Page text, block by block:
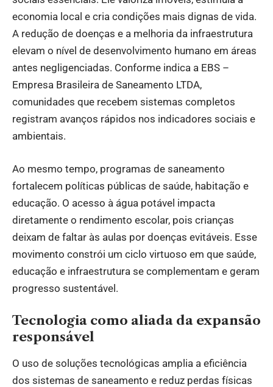
economia local e cria condições mais dignas de vida.
A redução de doenças e a melhoria da infraestrutura
elevam o nível de desenvolvimento humano em áreas
antes negligenciadas. Conforme indica a EBS –
Empresa Brasileira de Saneamento LTDA,
comunidades que recebem sistemas completos
registram avanços rápidos nos indicadores sociais e
ambientais.
Ao mesmo tempo, programas de saneamento
fortalecem políticas públicas de saúde, habitação e
educação. O acesso à água potável impacta
diretamente o rendimento escolar, pois crianças
deixam de faltar às aulas por doenças evitáveis. Esse
movimento constrói um ciclo virtuoso em que saúde,
educação e infraestrutura se complementam e geram
progresso sustentável.
Tecnologia como aliada da expansão
responsável
O uso de soluções tecnológicas amplia a eficiência
dos sistemas de saneamento e reduz perdas físicas